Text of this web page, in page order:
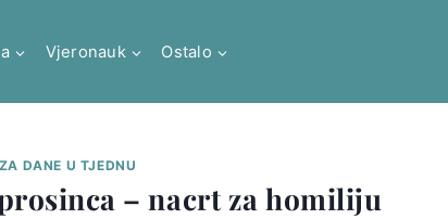
Vjeronauk Ostalo
DANE U TJEDNU
– nacrt za homiliju